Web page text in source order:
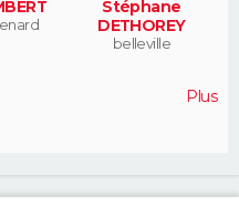
Stéphane
DETHOREY
belleville
Plus